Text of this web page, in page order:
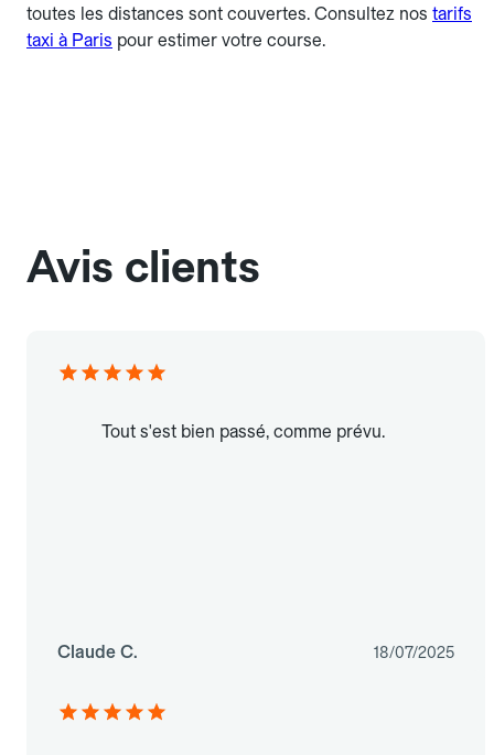
toutes les distances sont couvertes. Consultez nos tarifs
taxi à Paris pour estimer votre course.
Avis clients
Tout s'est bien passé, comme prévu.
Claude C. 18/07/2025